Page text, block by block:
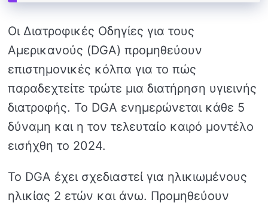
Οι Διατροφικές Οδηγίες για τους
Αμερικανούς (DGA) προμηθεύουν
επιστημονικές κόλπα για το πώς
παραδεχτείτε τρώτε μια διατήρηση υγιεινής
διατροφής. Το DGA ενημερώνεται κάθε 5
δύναμη και η τον τελευταίο καιρό μοντέλο
εισήχθη το 2024.
Το DGA έχει σχεδιαστεί για ηλικιωμένους
ηλικίας 2 ετών και άνω. Προμηθεύουν